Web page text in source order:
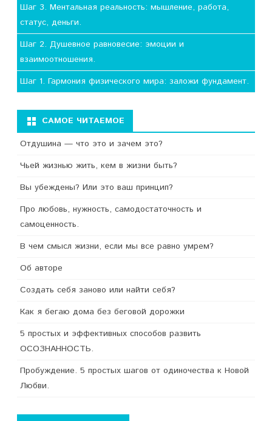
Шаг 3. Ментальная реальность: мышление, работа,
статус, деньги.
Шаг 2. Душевное равновесие: эмоции и
взаимоотношения.
Шаг 1. Гармония физического мира: заложи фундамент.
САМОЕ ЧИТАЕМОЕ
Отдушина — что это и зачем это?
Чьей жизнью жить, кем в жизни быть?
Вы убеждены? Или это ваш принцип?
Про любовь, нужность, самодостаточность и
самоценность.
В чем смысл жизни, если мы все равно умрем?
Об авторе
Создать себя заново или найти себя?
Как я бегаю дома без беговой дорожки
5 простых и эффективных способов развить
ОСОЗНАННОСТЬ.
Пробуждение. 5 простых шагов от одиночества к Новой
Любви.